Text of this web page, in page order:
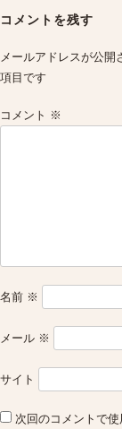
navigation
コメントを残す
メールアドレスが公開
項目です
コメント ※
名前 ※
メール ※
サイト
次回のコメントで